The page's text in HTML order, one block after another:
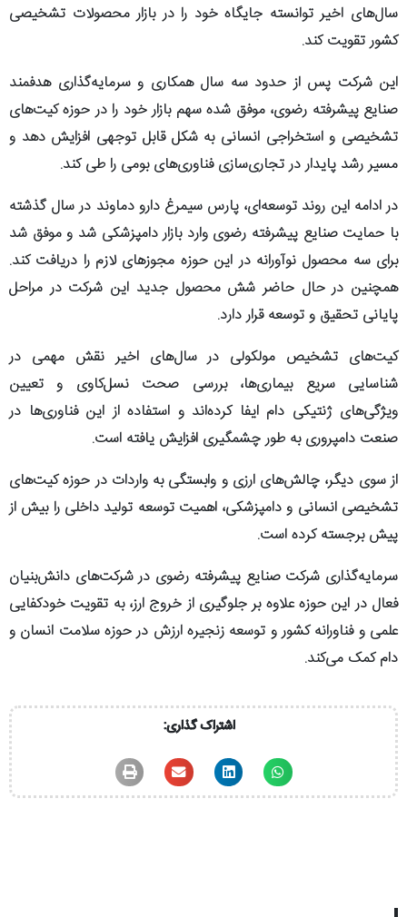
سال‌های اخیر توانسته جایگاه خود را در بازار محصولات تشخیصی
کشور تقویت کند.
این شرکت پس از حدود سه سال همکاری و سرمایه‌گذاری هدفمند
صنایع پیشرفته رضوی، موفق شده سهم بازار خود را در حوزه کیت‌های
تشخیصی و استخراجی انسانی به شکل قابل توجهی افزایش دهد و
مسیر رشد پایدار در تجاری‌سازی فناوری‌های بومی را طی کند.
در ادامه این روند توسعه‌ای، پارس سیمرغ دارو دماوند در سال گذشته
با حمایت صنایع پیشرفته رضوی وارد بازار دامپزشکی شد و موفق شد
برای سه محصول نوآورانه در این حوزه مجوز‌های لازم را دریافت کند.
همچنین در حال حاضر شش محصول جدید این شرکت در مراحل
پایانی تحقیق و توسعه قرار دارد.
کیت‌های تشخیص مولکولی در سال‌های اخیر نقش مهمی در
شناسایی سریع بیماری‌ها، بررسی صحت نسل‌کاوی و تعیین
ویژگی‌های ژنتیکی دام ایفا کرده‌اند و استفاده از این فناوری‌ها در
صنعت دامپروری به طور چشمگیری افزایش یافته است.
از سوی دیگر، چالش‌های ارزی و وابستگی به واردات در حوزه کیت‌های
تشخیصی انسانی و دامپزشکی، اهمیت توسعه تولید داخلی را بیش از
پیش برجسته کرده است.
سرمایه‌گذاری شرکت صنایع پیشرفته رضوی در شرکت‌های دانش‌بنیان
فعال در این حوزه علاوه بر جلوگیری از خروج ارز، به تقویت خودکفایی
علمی و فناورانه کشور و توسعه زنجیره ارزش در حوزه سلامت انسان و
دام کمک می‌کند.
اشتراک گذاری: